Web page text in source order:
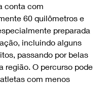
conta com
60 quilômetros e
preparada
incluindo alguns
passando por belas
região. O percurso pode
com menos